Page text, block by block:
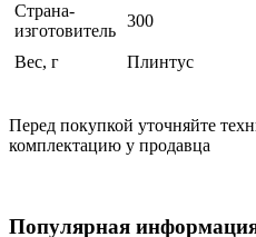
Страна-
изготовитель
300
Вес, г Плинтус
Перед покупкой уточняйте
комплектацию у продавца
Популярная